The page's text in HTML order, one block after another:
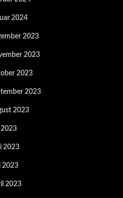
2024
2023
2023
2023
2023
2023
2023
2023
2023
2023